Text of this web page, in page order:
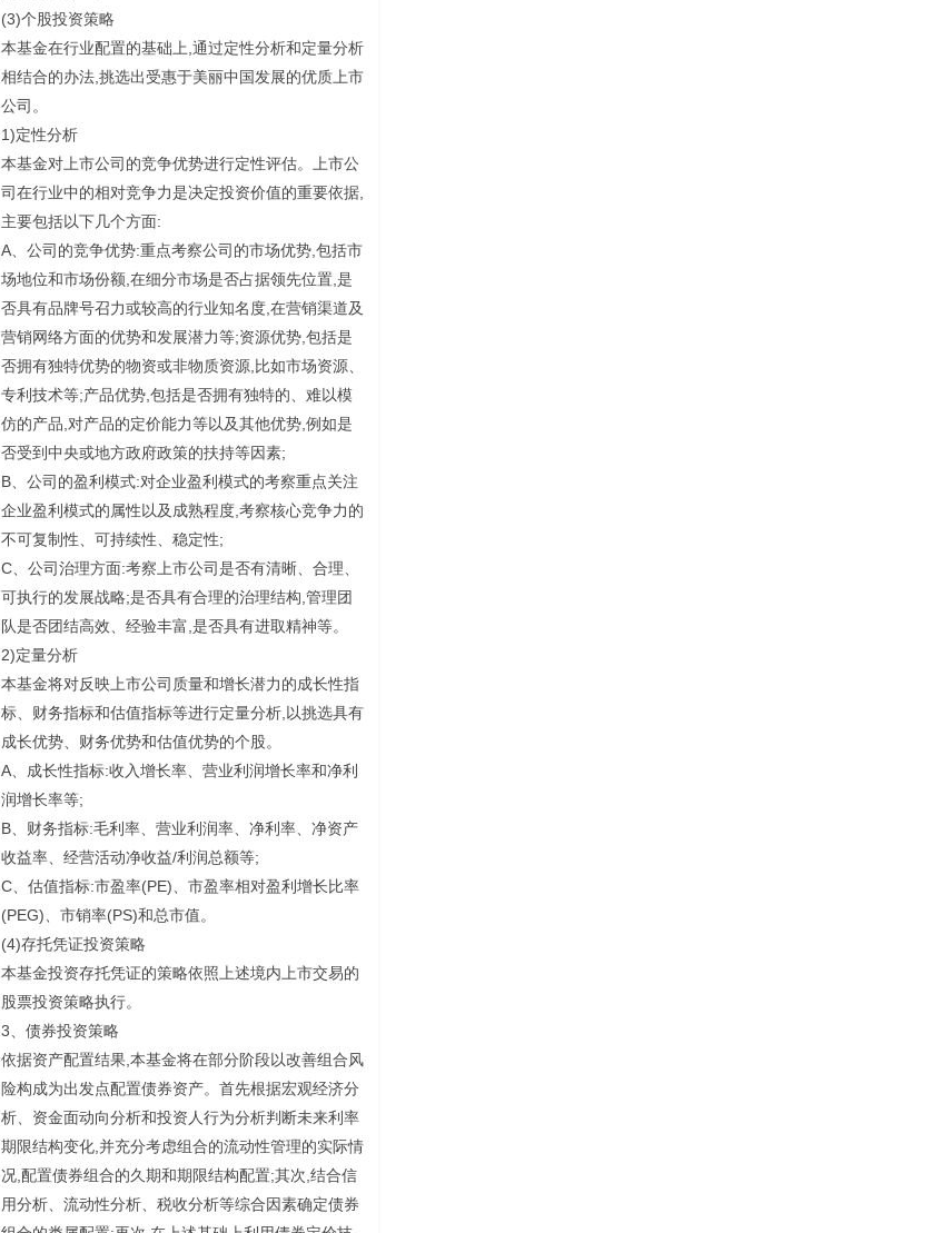
(3)个股投资策略
本基金在行业配置的基础上,通过定性分析和定量分析
相结合的办法,挑选出受惠于美丽中国发展的优质上市
公司。
1)定性分析
本基金对上市公司的竞争优势进行定性评估。上市公
司在行业中的相对竞争力是决定投资价值的重要依据,
主要包括以下几个方面:
A、公司的竞争优势:重点考察公司的市场优势,包括市
场地位和市场份额,在细分市场是否占据领先位置,是
否具有品牌号召力或较高的行业知名度,在营销渠道及
营销网络方面的优势和发展潜力等;资源优势,包括是
否拥有独特优势的物资或非物质资源,比如市场资源、
专利技术等;产品优势,包括是否拥有独特的、难以模
仿的产品,对产品的定价能力等以及其他优势,例如是
否受到中央或地方政府政策的扶持等因素;
B、公司的盈利模式:对企业盈利模式的考察重点关注
企业盈利模式的属性以及成熟程度,考察核心竞争力的
不可复制性、可持续性、稳定性;
C、公司治理方面:考察上市公司是否有清晰、合理、
可执行的发展战略;是否具有合理的治理结构,管理团
队是否团结高效、经验丰富,是否具有进取精神等。
2)定量分析
本基金将对反映上市公司质量和增长潜力的成长性指
标、财务指标和估值指标等进行定量分析,以挑选具有
成长优势、财务优势和估值优势的个股。
A、成长性指标:收入增长率、营业利润增长率和净利
润增长率等;
B、财务指标:毛利率、营业利润率、净利率、净资产
收益率、经营活动净收益/利润总额等;
C、估值指标:市盈率(PE)、市盈率相对盈利增长比率
(PEG)、市销率(PS)和总市值。
(4)存托凭证投资策略
本基金投资存托凭证的策略依照上述境内上市交易的
股票投资策略执行。
3、债券投资策略
依据资产配置结果,本基金将在部分阶段以改善组合风
险构成为出发点配置债券资产。首先根据宏观经济分
析、资金面动向分析和投资人行为分析判断未来利率
期限结构变化,并充分考虑组合的流动性管理的实际情
况,配置债券组合的久期和期限结构配置;其次,结合信
用分析、流动性分析、税收分析等综合因素确定债券